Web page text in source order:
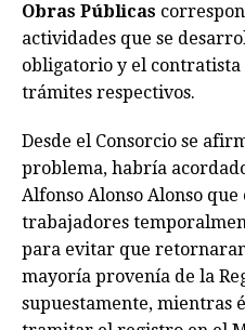
Obras Públicas
actividades que se
obligatorio y el
trámites respectivos.
Desde el Consorcio se
problema, habría
Alfonso Alonso Alonso
trabajadores
para evitar que
mayoría provenía de la
supuestamente, mientras